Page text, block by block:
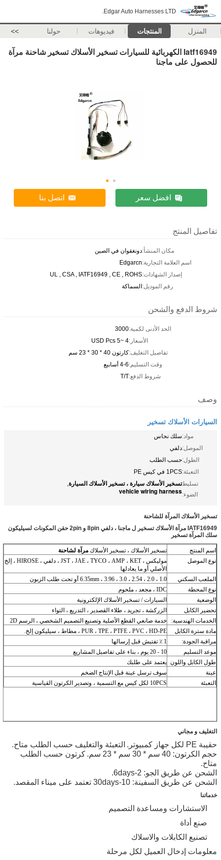
Edgar Auto Harnesses LTD.
المنزل المنتجات فيديوهات حولنا >>
Iatf16949 الكهربائية للسيارات تسخير الأسلاك تسخير شاحنة مرآة
للحصول على ماجنا
افضل سعر اتصل بنا
تفاصيل المنتج
مكان المنشأ:دونغقوان في الصين
اسم العلامة التجارية:Edgarcn
إصدار الشهادات:UL , CSA , IATF16949 , CE , ROHS
رقم الموديل:السماكة
شروط الدفع والشحن
الحد الأدنى لكمية:3000
الأسعار:4 ~5 USD Pcs
تفاصيل التغليف:كارتون 40 * 30 * 23 سم
وقت التسليم:4-6 أسابيع
شروط الدفع:T/T
وصف
السيارات الأسلاك تسخير
مواد:سلك نحاس
الموصل:دلفي
الطول:حسب الطلب
التعبئة:1PCS في كيس PE
تسليط
الضوء:
تسخير الأسلاك سيارة ، تسخير الأسلاك السيارة,
vehicle wiring harness
تسخير الأسلاك المرآة للشاحنة
IATF16949 مرآة الأسلاك تسخير ل ماجنا ، دلفي 8pin و 2pin حقن المكونات لسيليكون
سلك المرآة تسخير
اسم المنتج تسخير الأسلاك ، تسخير الأسلاك مرآة لشاحنة
نوع الموصل
موليكس ، JST ، JAE ، TYCO ، AMP ، KET ، دلفي ، HIROSE ، إلخ
الأصلي أو ما يعادلها
الملعب السكني
1.0 ، 2.0 ، 2.54 ، 3.0 ، 3.96 ، 6.35mm أو تحت طلب الزبون
نوع المحطة
IDC ، مجعد ، ملحوم
الوضعية
السيارات / تسخير الأسلاك الإلكترونية
تحضير الكابل
الزركشة ، تجريد ، طلاء القصدير ، التدريع ، التواء
الخدمات الهندسية:
خدمة صانعي القطع الأصلية وتصنيع التصميم الشخصي ، الرسم 2D
مادة سترة الكابل
PUR ، TPE ، PTFE ، PVC ، HD-PE ، مطاط ، سيليكون إلخ.
مراقبة الجودة:
1 ٪ تفتيش قبل إرسالها
موعد التسليم
10 - 20 يوم ، بناء على تفاصيل المشاريع
طول الكابل واللون يعتمد على طلبك
عينة
سوف ترسل عينة قبل الإنتاج الضخم
التعبئة
10PCS لكل كيس مع التسمية ، وتصدير الكرتون القياسية
التغليف و مجاني
حقيبة PE لكل جهاز كمبيوتر.
التعبئة والتغليف حسب الطلب متاح.
حجم الكرتون: 40 سم * 30 سم * 23 سم.
كرتون حسب الطلب
متاح.
الشحن عن طريق الجو: 2-6days.
الشحن عن طريق السفينة: 10-30days تعتمد على ميناء المقصد.
خدماتنا
الاستشارات ومساعدة التصميم
صنع أداة
تصنيع الكابلات والاسلاك
معلومات إدخال العميل لكل مرحلة